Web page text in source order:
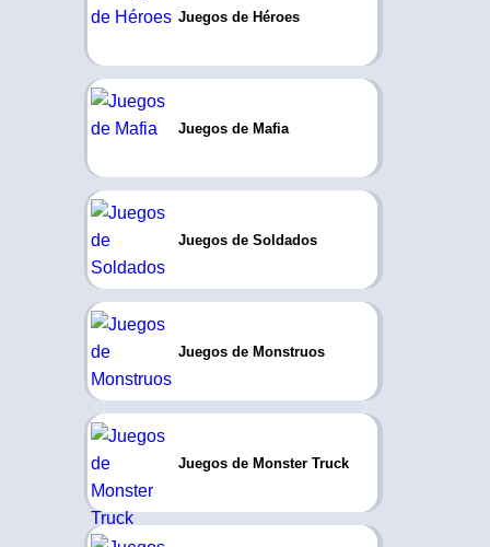
Juegos de Héroes
Juegos de Mafia
Juegos de Soldados
Juegos de Monstruos
Juegos de Monster Truck